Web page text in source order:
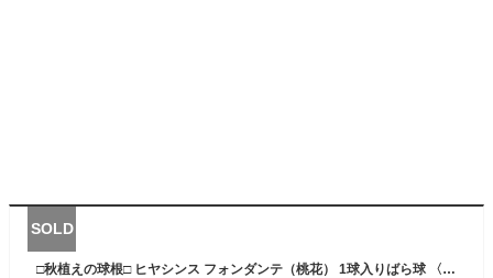
SOLD
□秋植えの球根□ ヒヤシンス フォンダンテ（桃花） 1球入りばら球 〈17/18cm球〉